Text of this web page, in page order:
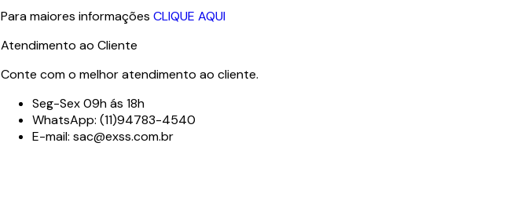
Para maiores informações CLIQUE AQUI
Atendimento ao Cliente
Conte com o melhor atendimento ao cliente.
Seg-Sex 09h ás 18h
WhatsApp: (11)94783-4540
E-mail: sac@exss.com.br